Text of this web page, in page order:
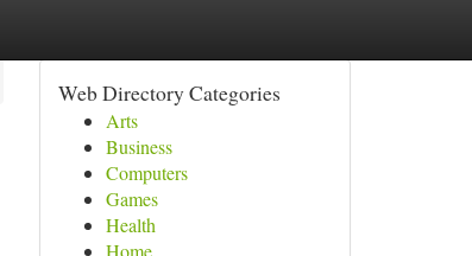
Web Directory Categories
Arts
Business
Computers
Games
Health
Home